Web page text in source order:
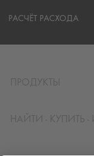
РАСЧЁТ РАСХОДА